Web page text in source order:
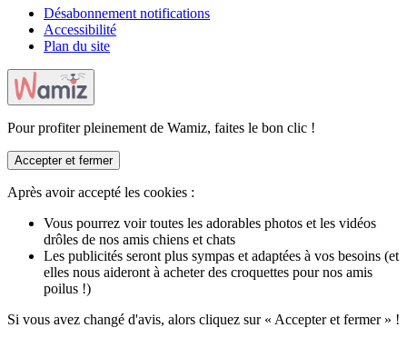
Désabonnement notifications
Accessibilité
Plan du site
Pour profiter pleinement de Wamiz, faites le bon clic !
Accepter et fermer
Après avoir accepté les cookies :
Vous pourrez voir toutes les adorables photos et les vidéos
drôles de nos amis chiens et chats
Les publicités seront plus sympas et adaptées à vos besoins (et
elles nous aideront à acheter des croquettes pour nos amis
poilus !)
Si vous avez changé d'avis, alors cliquez sur « Accepter et fermer » !